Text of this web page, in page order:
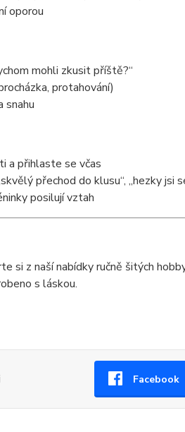
oporou
mohli zkusit příště?“
protahování)
snahu
a přihlaste se včas
přechod do klusu“, „hezky jsi
posilují vztah
si z naší nabídky ručně šitých
s láskou.
Facebook